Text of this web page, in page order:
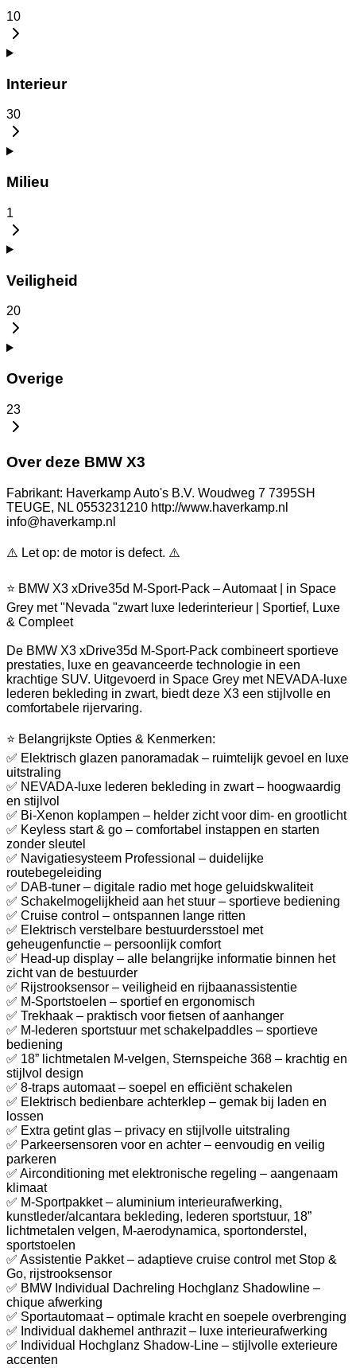
10
Interieur
30
Milieu
1
Veiligheid
20
Overige
23
Over deze BMW X3
Fabrikant: Haverkamp Auto's B.V. Woudweg 7 7395SH
TEUGE, NL 0553231210 http://www.haverkamp.nl
info@haverkamp.nl
⚠️ Let op: de motor is defect. ⚠️
⭐ BMW X3 xDrive35d M-Sport-Pack – Automaat | in Space
Grey met "Nevada "zwart luxe lederinterieur | Sportief, Luxe
& Compleet
De BMW X3 xDrive35d M-Sport-Pack combineert sportieve
prestaties, luxe en geavanceerde technologie in een
krachtige SUV. Uitgevoerd in Space Grey met NEVADA-luxe
lederen bekleding in zwart, biedt deze X3 een stijlvolle en
comfortabele rijervaring.
⭐ Belangrijkste Opties & Kenmerken:
✅ Elektrisch glazen panoramadak – ruimtelijk gevoel en luxe
uitstraling
✅ NEVADA-luxe lederen bekleding in zwart – hoogwaardig
en stijlvol
✅ Bi-Xenon koplampen – helder zicht voor dim- en grootlicht
✅ Keyless start & go – comfortabel instappen en starten
zonder sleutel
✅ Navigatiesysteem Professional – duidelijke
routebegeleiding
✅ DAB-tuner – digitale radio met hoge geluidskwaliteit
✅ Schakelmogelijkheid aan het stuur – sportieve bediening
✅ Cruise control – ontspannen lange ritten
✅ Elektrisch verstelbare bestuurdersstoel met
geheugenfunctie – persoonlijk comfort
✅ Head-up display – alle belangrijke informatie binnen het
zicht van de bestuurder
✅ Rijstrooksensor – veiligheid en rijbaanassistentie
✅ M-Sportstoelen – sportief en ergonomisch
✅ Trekhaak – praktisch voor fietsen of aanhanger
✅ M-lederen sportstuur met schakelpaddles – sportieve
bediening
✅ 18” lichtmetalen M-velgen, Sternspeiche 368 – krachtig en
stijlvol design
✅ 8-traps automaat – soepel en efficiënt schakelen
✅ Elektrisch bedienbare achterklep – gemak bij laden en
lossen
✅ Extra getint glas – privacy en stijlvolle uitstraling
✅ Parkeersensoren voor en achter – eenvoudig en veilig
parkeren
✅ Airconditioning met elektronische regeling – aangenaam
klimaat
✅ M-Sportpakket – aluminium interieurafwerking,
kunstleder/alcantara bekleding, lederen sportstuur, 18”
lichtmetalen velgen, M-aerodynamica, sportonderstel,
sportstoelen
✅ Assistentie Pakket – adaptieve cruise control met Stop &
Go, rijstrooksensor
✅ BMW Individual Dachreling Hochglanz Shadowline –
chique afwerking
✅ Sportautomaat – optimale kracht en soepele overbrenging
✅ Individual dakhemel anthrazit – luxe interieurafwerking
✅ Individual Hochglanz Shadow-Line – stijlvolle exterieure
accenten